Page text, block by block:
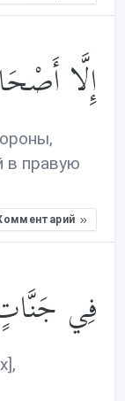
إِلَّا
в правую
فِي